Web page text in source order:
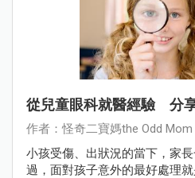
從兒童眼科就醫經驗 分
作者：怪奇二寶媽the Odd Mom
小孩受傷、出狀況的當下，家
過，面對孩子意外的最好處理就